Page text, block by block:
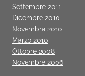
Settembre 2011
Dicembre 2010
Novembre 2010
Marzo 2010
Ottobre 2008
Novembre 2006